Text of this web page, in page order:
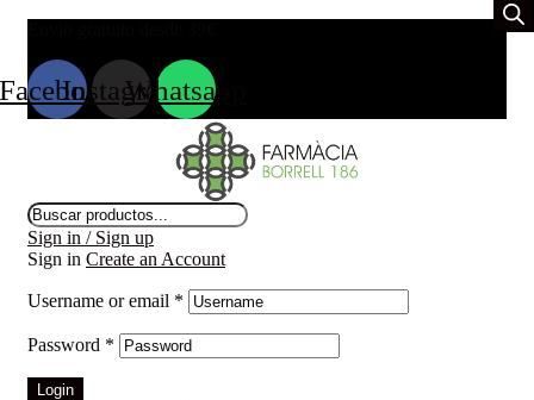
Instagram
Whatsapp
Búsqueda
de
productos
Sign in / Sign up
Sign in Create an Account
Username or email *
Password *
Login